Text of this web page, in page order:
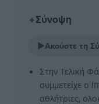
✦Σύνοψη
▶Ακούστε τη
Στην Τελική
συμμετείχε ο
αθλήτριες,